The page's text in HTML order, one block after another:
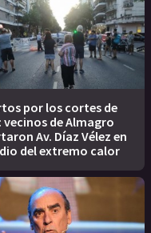
por los cortes de
vecinos de Almagro
Av. Díaz Vélez en
del extremo calor